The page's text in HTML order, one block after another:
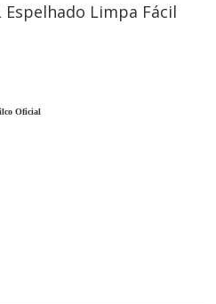
Limpa Fácil
Oficial